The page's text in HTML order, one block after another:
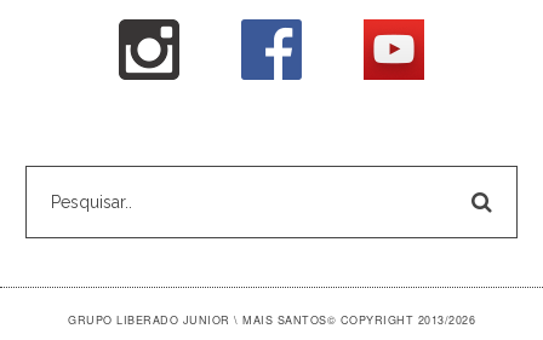
GRUPO LIBERADO JUNIOR \ MAIS SANTOS© COPYRIGHT 2013/2026